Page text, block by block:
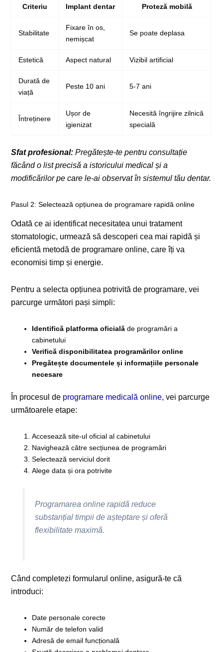
Criteriu Implant dentar Proteză mobilă
Stabilitate
Fixare în os,
nemișcat
Se poate deplasa
Estetică Aspect natural Vizibil artificial
Durată de
viață
Peste 10 ani 5-7 ani
Întreținere
Ușor de
igienizat
Necesită îngrijire zilnică
specială
Sfat profesional: Pregătește-te pentru consultație
făcând o list precisă a istoricului medical și a
modificărilor pe care le-ai observat în sistemul tău dentar.
Pasul 2: Selectează opțiunea de programare rapidă online
Odată ce ai identificat necesitatea unui tratament
stomatologic, urmează să descoperi cea mai rapidă și
eficientă metodă de programare online, care îți va
economisi timp și energie.
Pentru a selecta opțiunea potrivită de programare, vei
parcurge următori pași simpli:
Identifică platforma oficială de programări a
cabinetului
Verifică disponibilitatea programărilor online
Pregătește documentele și informațiile personale
necesare
În procesul de programare medicală online, vei parcurge
următoarele etape:
Accesează site-ul oficial al cabinetului
Navighează către secțiunea de programări
Selectează serviciul dorit
Alege data și ora potrivite
Programarea online rapidă reduce
substanțial timpii de așteptare și oferă
flexibilitate maximă.
Când completezi formularul online, asigură-te că
introduci:
Date personale corecte
Număr de telefon valid
Adresă de email funcțională